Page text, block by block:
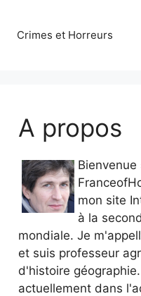
Crimes et Horreurs
A propos
Bienvenue
mon site
à la
mondiale. Je
et suis professeur
d'histoire
actuellement dans